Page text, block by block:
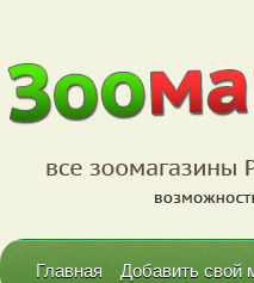
Главная Добавить свой